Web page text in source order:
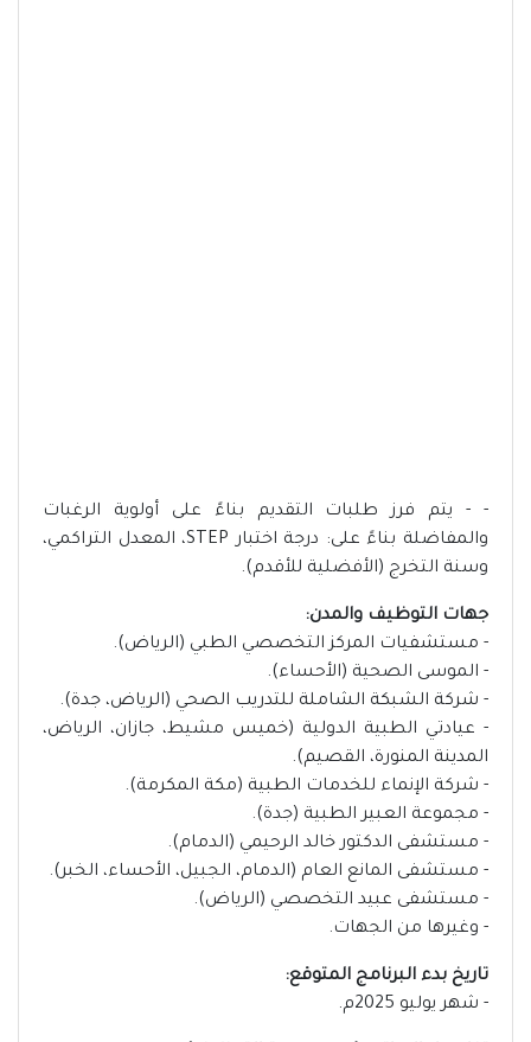
- - يتم فرز طلبات التقديم بناءً على أولوية الرغبات
والمفاضلة بناءً على: درجة اختبار STEP، المعدل التراكمي،
وسنة التخرج (الأفضلية للأقدم).
جهات التوظيف والمدن:
- مستشفيات المركز التخصصي الطبي (الرياض).
- الموسى الصحية (الأحساء).
- شركة الشبكة الشاملة للتدريب الصحي (الرياض، جدة).
- عيادتي الطبية الدولية (خميس مشيط، جازان، الرياض،
المدينة المنورة، القصيم).
- شركة الإنماء للخدمات الطبية (مكة المكرمة).
- مجموعة العبير الطبية (جدة).
- مستشفى الدكتور خالد الرحيمي (الدمام).
- مستشفى المانع العام (الدمام، الجبيل، الأحساء، الخبر).
- مستشفى عبيد التخصصي (الرياض).
- وغيرها من الجهات.
تاريخ بدء البرنامج المتوقع:
- شهر يوليو 2025م.